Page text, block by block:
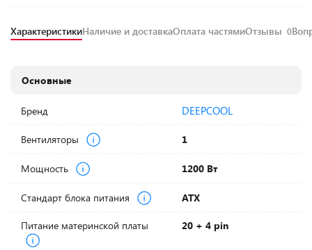
ХарактеристикиНаличие и доставкаОплата частямиОтзывы 0
Основные
Бренд DEEPCOOL
Вентиляторы 1
Мощность 1200 Вт
Стандарт блока питания ATX
Питание материнской платы 20 + 4 pin